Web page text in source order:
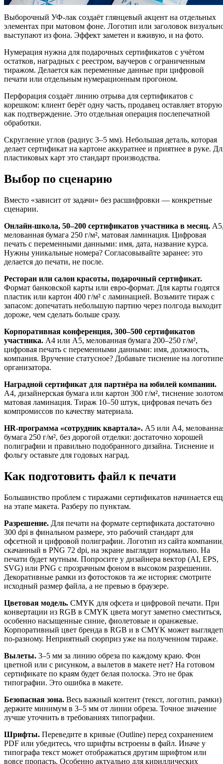
Выборочный УФ-лак создаёт глянцевый акцент на отдельных
элементах при матовом фоне. Логотип или заголовок
выступают из фона. Эффект заметен и вживую, и на фото.
Нумерация нужна для подарочных сертификатов с учётом
остатков, наградных с реестром, ваучеров с ограниченным
тиражом. Делается как переменные данные при цифровой
печати или отдельным нумерационным прогоном.
Перфорация создаёт линию отрыва для сертификатов с
корешком: клиент берёт одну часть, продавец оставляет вторую
как подтверждение. Это отдельная операция послепечатной
обработки.
Скругление углов (радиус 3–5 мм). Небольшая деталь, которая
делает сертификат на картоне аккуратнее и приятнее в руке.
пластиковых карт это стандарт производства.
Выбор по сценарию
Вместо «зависит от задачи» без расшифровки — конкретные
сценарии.
Онлайн-школа, 50–200 сертификатов участника в месяц.
мелованная бумага 250 г/м², матовая ламинация. Цифровая
печать с переменными данными: имя, дата, название курса.
Нужны уникальные номера? Согласовывайте заранее: это
делается до печати, не после.
Ресторан или салон красоты, подарочный сертификат.
Формат банковской карты или евро-формат. Для карты годятся
пластик или картон 400 г/м² с ламинацией. Возьмите тираж с
запасом: допечатать небольшую партию через полгода выходит
дороже, чем сделать больше сразу.
Корпоративная конференция, 300–500 сертификатов
участника. А4 или А5, мелованная бумага 200–250 г/м²,
цифровая печать с переменными данными: имя, должность,
компания. Вручение статусное? Добавьте тиснение на логотипе
организатора.
Наградной сертификат для партнёра на юбилей компании.
А4, дизайнерская бумага или картон 300 г/м², тиснение
матовая ламинация. Тираж 10–50 штук, цифровая печать без
компромиссов по качеству материала.
HR-программа «сотрудник квартала». А5 или А4,
бумага 250 г/м², без дорогой отделки: достаточно хорошей
полиграфии и правильно подобранного дизайна. Тиснение и
фольгу оставьте для годовых наград.
Как подготовить файл к печати
Большинство проблем с тиражами сертификатов начинается
на этапе макета. Разберу по пунктам.
Разрешение. Для печати на формате сертификата достаточно
300 dpi в финальном размере, это рабочий стандарт для
офсетной и цифровой полиграфии. Логотип из сайта
скачанный в PNG 72 dpi, на экране выглядит нормально. На
печати будет мутным. Попросите у дизайнера вектор (AI, EPS,
SVG) или PNG с прозрачным фоном в высоком разрешении.
Декоративные рамки из фотостоков та же история: смотрите
исходный размер файла, а не превью в браузере.
Цветовая модель. CMYK для офсета и цифровой печати. При
конвертации из RGB в CMYK цвета могут заметно сместиться,
особенно насыщенные синие, фиолетовые и оранжевые.
Корпоративный цвет бренда в RGB и в CMYK может
по-разному. Неприятный сюрприз уже на полученном тираже.
Вылеты. 3–5 мм за линию обреза по каждому краю. Фон
цветной или с рисунком, а вылетов в макете нет? На готовом
сертификате по краям будет белая полоска. Это не брак
типографии. Это ошибка в макете.
Безопасная зона. Весь важный контент (текст, логотип, рамки)
держите минимум в 3–5 мм от линии обреза. Точное значение
лучше уточнить в требованиях типографии.
Шрифты. Переведите в кривые (Outline) перед сохранением
PDF или убедитесь, что шрифты встроены в файл. Иначе у
типографа текст может отображаться другим шрифтом или
вовсе пропасть. Особенно актуально для кириллических